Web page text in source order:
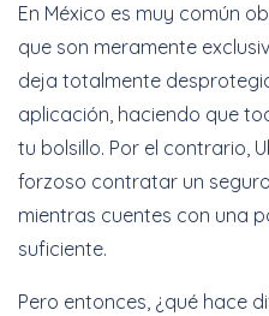
En México es muy común
que son meramente
deja totalmente
aplicación, haciendo que
tu bolsillo. Por el contrario,
forzoso contratar un
mientras cuentes con una
suficiente.
Pero entonces, ¿qué hace